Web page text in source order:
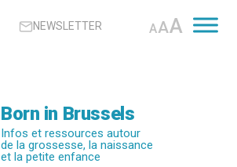
NEWSLETTER AAA
Born in Brussels
Infos et ressources autour
de la grossesse, la naissance
et la petite enfance